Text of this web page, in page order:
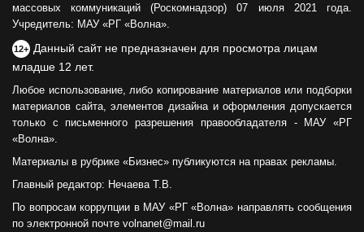
массовых коммуникаций (Роскомнадзор) 07 июля 2021 года.
Учредитель: МАУ «РГ «Волна».
12+ Данный сайт не предназначен для просмотра лицам
младше 12 лет.
Любое использование, либо копирование материалов или подборки
материалов сайта, элементов дизайна и оформления допускается
только с письменного разрешения правообладателя - МАУ «РГ
«Волна».
Материалы в рубрике «Бизнес» публикуются на правах рекламы.
Главный редактор: Нечаева Т.В.
По вопросам коррупции в МАУ «РГ «Волна» направлять сообщения
по электронной почте volnanet@mail.ru